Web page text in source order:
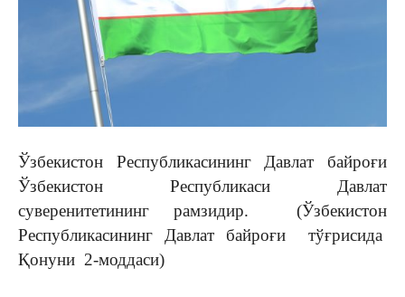
Ўзбекистон Республикасининг Давлат байроғи
Ўзбекистон Республикаси Давлат
суверенитетининг рамзидир. (Ўзбекистон
Республикасининг Давлат байроғи тўғрисида
Қонуни 2-моддаси)